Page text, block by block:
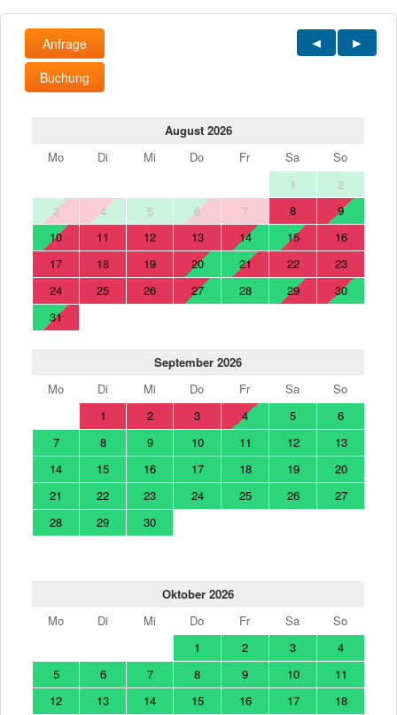
Anfrage
Buchung
August 2026
Mo
Di Mi Do Fr Sa
So
1
2
3
4 5 6 7 8
9
10
11 12 13 14 15
16
17
18 19 20 21 22
23
24
25 26 27 28 29
30
31
September 2026
Mo
Di Mi Do Fr Sa
So
1
2 3 4 5
6
7
8 9 10 11 12
13
14
15 16 17 18 19
20
21
22 23 24 25 26
27
28
29 30
Oktober 2026
Mo
Di Mi Do Fr Sa
So
1
2 3
4
5
6 7 8 9 10
11
12
13 14 15 16 17
18